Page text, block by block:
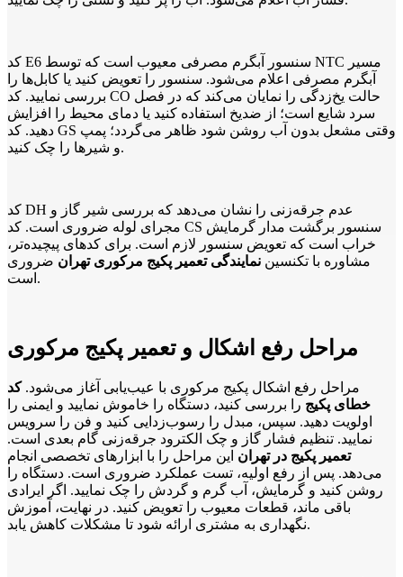
کد E6 سنسور آبگرم مصرفی معیوب است که توسط NTC مسیر
آبگرم مصرفی اعلام می‌شود. سنسور را تعویض کنید یا کابل‌ها را
بررسی نمایید. کد CO حالت یخ‌زدگی را نمایان می‌کند که در فصل
سرد شایع است؛ از ضدیخ استفاده کنید یا دمای محیط را افزایش
دهید. کد GS وقتی مشعل بدون آب روشن شود ظاهر می‌گردد؛ پمپ
و شیرها را چک کنید.
کد DH عدم جرقه‌زنی را نشان می‌دهد که بررسی شیر گاز و
مجرای لوله ضروری است. کد CS سنسور برگشت مدار گرمایش
خراب است که تعویض سنسور لازم است. برای کدهای پیچیده‌تر،
مشاوره با تکنسین نمایندگی تعمیر پکیج مرکوری تهران ضروری
است.
مراحل رفع اشکال و تعمیر پکیج مرکوری
مراحل رفع اشکال پکیج مرکوری با عیب‌یابی آغاز می‌شود.کد
خطای پکیج را بررسی کنید، دستگاه را خاموش نمایید و ایمنی را
اولویت دهید. سپس، مبدل را رسوب‌زدایی کنید و فن را سرویس
نمایید. تنظیم فشار گاز و چک الکترود جرقه‌زنی گام بعدی است.
تعمیر پکیج در تهران این مراحل را با ابزارهای تخصصی انجام
می‌دهد. پس از رفع اولیه، تست عملکرد ضروری است. دستگاه را
روشن کنید و گرمایش، آب گرم و گردش را چک نمایید. اگر ایرادی
باقی ماند، قطعات معیوب را تعویض کنید. در نهایت، آموزش
نگهداری به مشتری ارائه شود تا مشکلات کاهش یابد.